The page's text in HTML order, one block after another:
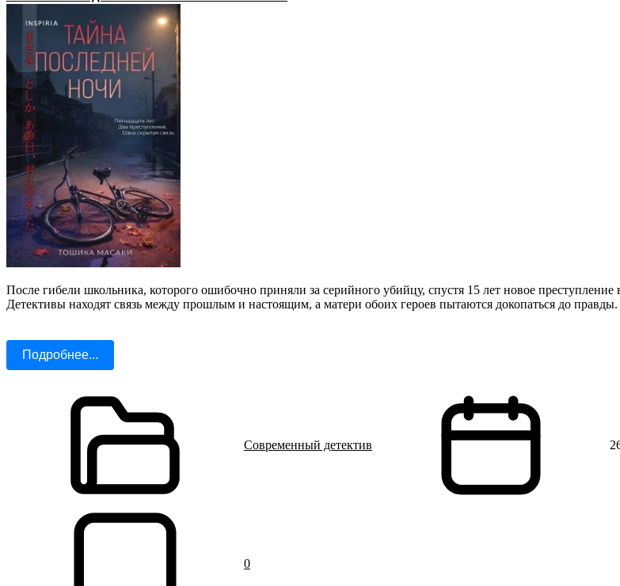
После гибели школьника, которого ошибочно приняли за серийного убийцу, спустя 15 лет новое преступление
Детективы находят связь между прошлым и настоящим, а матери обоих героев пытаются докопаться до правды.
Подробнее...
Современный детектив
0